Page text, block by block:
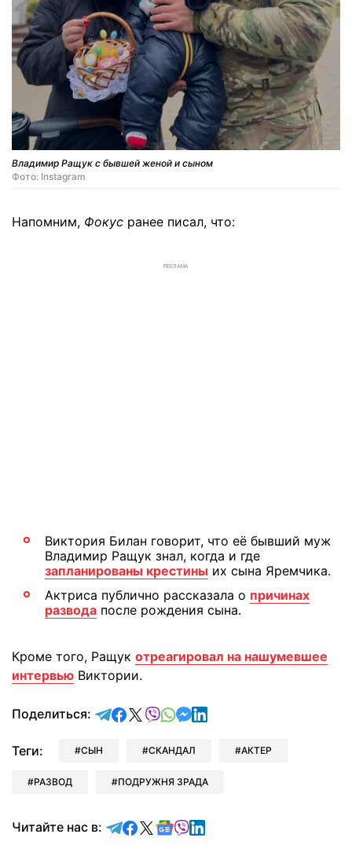
Владимир Ращук с бывшей женой и сыном
Фото: Instagram
Напомним, Фокус ранее писал, что:
РЕКЛАМА
Виктория Билан говорит, что её бывший муж
Владимир Ращук знал, когда и где
запланированы крестины их сына Яремчика.
Актриса публично рассказала о причинах
развода после рождения сына.
Кроме того, Ращук отреагировал на нашумевшее
интервью Виктории.
Поделиться: отправить в Telegram
поделиться в Facebook
поделиться в X
отправить в Viber
отправить в Whatsapp
отправить в Messenger
отправить в LinkedIn
Теги: СЫН СКАНДАЛ АКТЕР
РАЗВОД ПОДРУЖНЯ ЗРАДА
Читайте нас в: Читайте в Telegram
Читайте в Facebook
Читайте в X
Читайте в Google news
Читайте в Viber
Читайте в LinkedIn